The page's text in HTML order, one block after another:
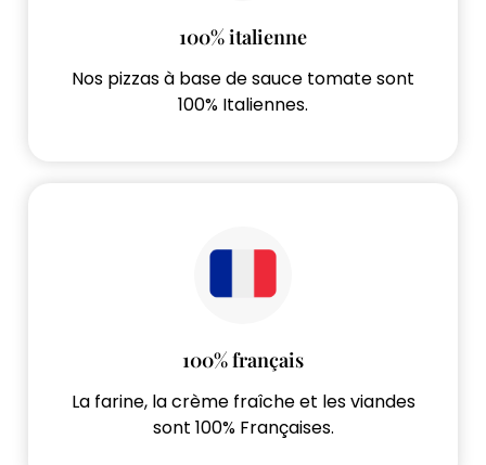
100% italienne
Nos pizzas à base de sauce tomate sont
100% Italiennes.
100% français
La farine, la crème fraîche et les viandes
sont 100% Françaises.